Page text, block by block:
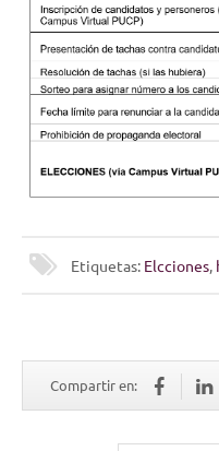
Etiquetas: Elcciones,
Compartir en: